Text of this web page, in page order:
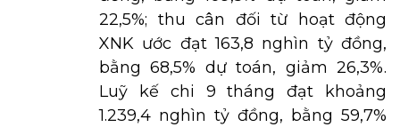
22,5%; thu cân đối từ hoạt động
XNK ước đạt 163,8 nghìn tỷ đồng,
bằng 68,5% dự toán, giảm 26,3%.
Luỹ kế chi 9 tháng đạt khoảng
1.239,4 nghìn tỷ đồng, bằng 59,7%